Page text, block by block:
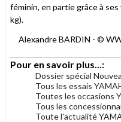
féminin, en partie grâce à
kg).
Alexandre BARDIN - ©
Pour en savoir plus...:
Dossier spécial
Tous les essais
Toutes les occasions
Tous les
Toute l'actualité